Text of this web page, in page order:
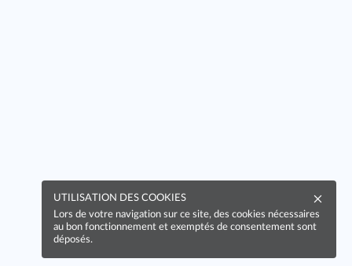
UTILISATION DES COOKIES
Lors de votre navigation sur ce site, des cookies nécessaires
au bon fonctionnement et exemptés de consentement sont
déposés.